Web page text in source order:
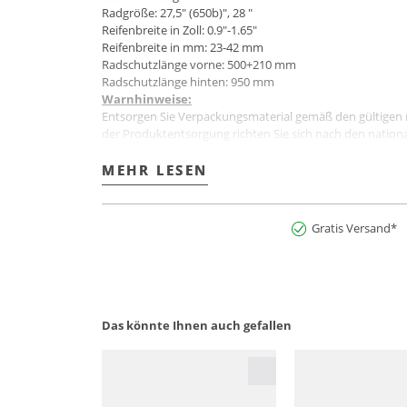
Radgröße: 27,5" (650b)", 28 "
Reifenbreite in Zoll: 0.9"-1.65"
Reifenbreite in mm: 23-42 mm
Radschutzlänge vorne: 500+210 mm
Radschutzlänge hinten: 950 mm
Warnhinweise:
Entsorgen Sie Verpackungsmaterial gemäß den
der Produktentsorgung richten Sie sich nach den
Verletzungsgefahr. Das Produkt enthält verschluckbare
Komponenten von Kindern fernhalten.
Art.Nr:2900278646390
MEHR LESEN
MEHR LESEN
Gratis Versand*
Das könnte Ihnen auch gefallen